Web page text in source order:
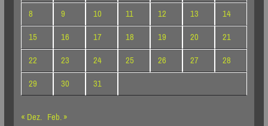
8
9 10 11 12 13
14
15
16 17 18 19 20
21
22
23 24 25 26 27
28
29
30
31
« Dez. Feb. »